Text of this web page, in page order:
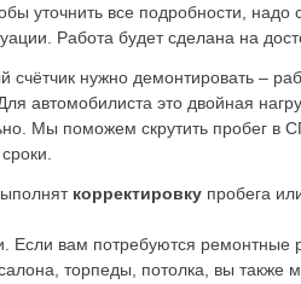
уточнить все подробности, надо
Работа будет сделана на
счётчик нужно демонтировать –
автомобилиста это двойная
Мы поможем скрутить пробег в
корректировку пробега
Если вам потребуются ремонтные
торпеды, потолка, вы также